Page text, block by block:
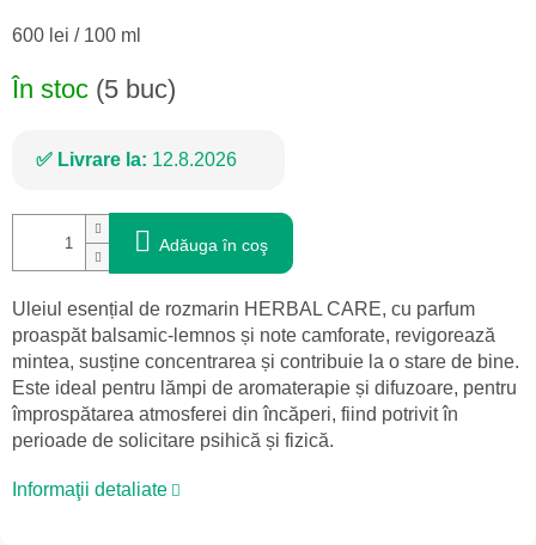
Evaluare
600 lei / 100 ml
În stoc (5 buc)
Livrare la: 12.8.2026
Adăuga în coş
Uleiul esențial de rozmarin HERBAL CARE, cu parfum
proaspăt balsamic-lemnos și note camforate, revigorează
mintea, susține concentrarea și contribuie la o stare de bine.
Este ideal pentru lămpi de aromaterapie și difuzoare, pentru
împrospătarea atmosferei din încăperi, fiind potrivit în
perioade de solicitare psihică și fizică.
Informaţii detaliate